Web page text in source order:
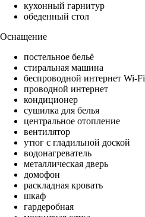
кухонный гарнитур
обеденный стол
Оснащение
постельное бельё
стиральная машина
беспроводной интернет Wi-Fi
проводной интернет
кондиционер
сушилка для белья
центральное отопление
вентилятор
утюг с гладильной доской
водонагреватель
металлическая дверь
домофон
раскладная кровать
шкаф
гардеробная